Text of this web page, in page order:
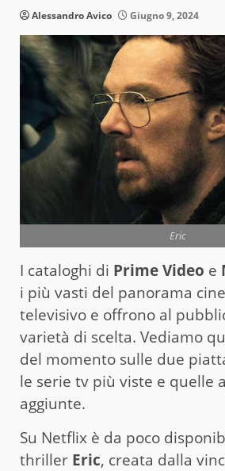
Alessandro Avico Giugno 9, 2024
Eric
I cataloghi di Prime Video e
i più vasti del panorama
televisivo e offrono al
varietà di scelta. Vediamo
del momento sulle due
le serie tv più viste e quelle
aggiunte.
Su Netflix è da poco
thriller Eric, creata dalla